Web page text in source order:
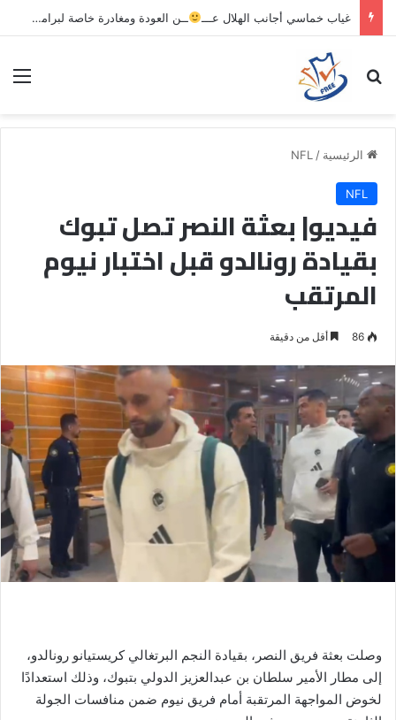
غياب خماسي أجانب الهلال عـــ ــن العودة ومغادرة خاصة لبرامج الاستشفاء والتأهيل
بحث عن
الرئيسية /
NFL
NFL
فيديو| بعثة النصر تصل تبوك
بقيادة رونالدو قبل اختبار نيوم
المرتقب
86 أقل من دقيقة
وصلت بعثة فريق النصر، بقيادة النجم البرتغالي كريستيانو رونالدو،
إلى مطار الأمير سلطان بن عبدالعزيز الدولي بتبوك، وذلك استعدادًا
لخوض المواجهة المرتقبة أمام فريق نيوم ضمن منافسات الجولة